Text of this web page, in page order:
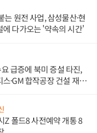
는 원전 사업, 삼성물산·현
에 다가오는 '약속의 시간'
급증에 북미 증설 타진,
·GM 합작공장 건설 재추
Z 폴드8 사전예약 개통 8